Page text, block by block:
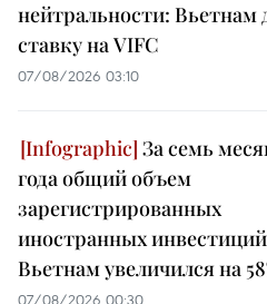
нейтральности: Вьетнам
ставку на VIFC
07/08/2026 03:10
За семь
года общий объем
зарегистрированных
иностранных
Вьетнам увеличился на
07/08/2026 00:30